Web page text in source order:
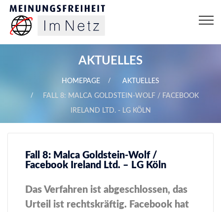
AKTUELLES
HOMEPAGE AKTUELLES
FALL 8: MALCA GOLDSTEIN-WOLF / FACEBOOK
IRELAND LTD. - LG KÖLN
Fall 8: Malca Goldstein-Wolf /
Facebook Ireland Ltd. – LG Köln
Das Verfahren ist abgeschlossen, das
Urteil ist rechtskräftig. Facebook hat